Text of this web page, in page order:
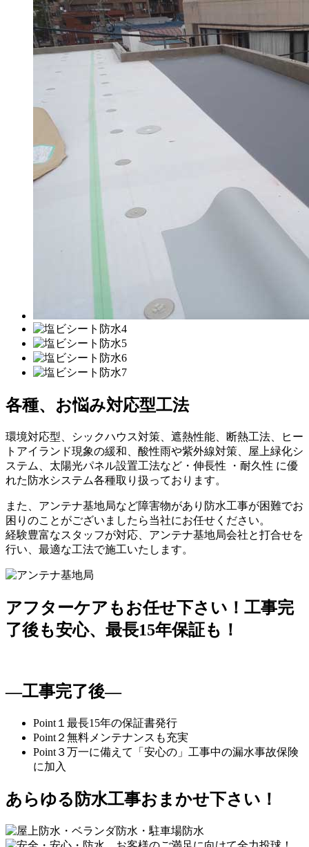
各種、お悩み対応型工法
環境対応型、シックハウス対策、遮熱性能、断熱工法、ヒー
トアイランド現象の緩和、酸性雨や紫外線対策、屋上緑化シ
ステム、太陽光パネル設置工法など ・伸長性 ・耐久性 に優
れた 防水システム各種取り扱っております。
また、アンテナ基地局など障害物があり防水工事が困難でお
困りのことがございましたら当社にお任せください。
経験豊富なスタッフが対応、アンテナ基地局会社と打合せを
行い、最適な工法で施工いたします。
アフターケアもお任せ下さい！ 工事完
了後も安心、最長15年保証も！
―工事完了後―
Point１ 最長15年の保証書発行
Point２ 無料メンテナンスも充実
Point３万一に備えて「安心の」工事中の漏水事故保険
に加入
あらゆる防水工事おまかせ下さい！